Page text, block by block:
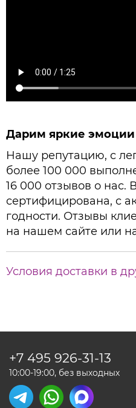
Дарим яркие эмоции
Нашу репутацию, с
более 100 000
16 000 отзывов о нас.
сертифицирована, с
годности. Отзывы
на нашем сайте или
Условия доставки в
+7 495 926-31-13
10:00-19:00, без выходных